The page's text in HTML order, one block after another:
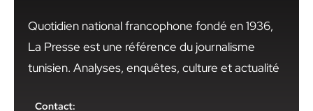
Quotidien national francophone fondé en 1936,
La Presse est une référence du journalisme
tunisien. Analyses, enquêtes, culture et actualité
Contact: